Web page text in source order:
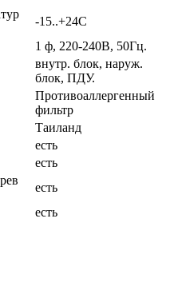
-15..+24С
1 ф, 220-240В, 50Гц.
внутр. блок, наруж.
блок, ПДУ.
Противоаллергенный
фильтр
Таиланд
есть
есть
есть
есть